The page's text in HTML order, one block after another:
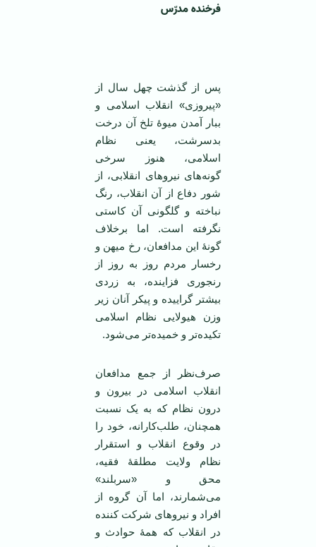
فرخنده مدرّس
پس از گذشت چهل سال از
«پیروزی» انقلاب اسلامی و
ببار آمدن میوۀ تلخ آن درخت
بدسرشت، یعنی نظام
اسلامی، هنوز سرخی
گونه‌های نیروهای انقلابی، از
شور دفاع از آن انقلاب، رنگ
نباخته و گلگونی آن کاستی
نگرفته است. اما برخلاف
گونۀ این مدافعان، رخ میهن و
رخسار مردم روز به روز از
رنجوری فزاینده، به زردی
بیشتر گراییده و پیکر آنان زیر
وزن هیولایی نظام اسلامی
تکیده‌تر و خمیده‌تر می‌شود.
صرف‌نظر از جمع مدافعان
انقلاب اسلامی در بیرون و
درون نظام که به یک نسبت
همچنان، طلب‌کارانه، خود را
در وقوع انقلاب و استقرار
نظام ولایت مطلقۀ فقیه،
محق و «سربلند»
می‌شمارند، اما آن گروه از
افراد و نیروهای شرکت کننده
در انقلاب که همۀ حوادث و